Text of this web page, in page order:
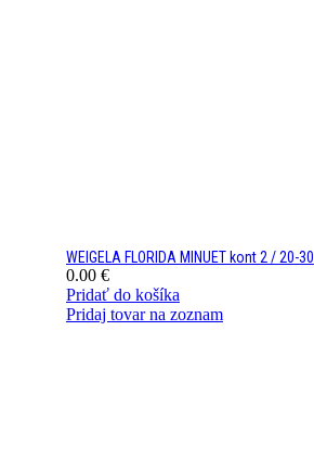
WEIGELA FLORIDA MINUET kont 2 / 20-30
0.00 €
Pridať do košíka
Pridaj tovar na zoznam